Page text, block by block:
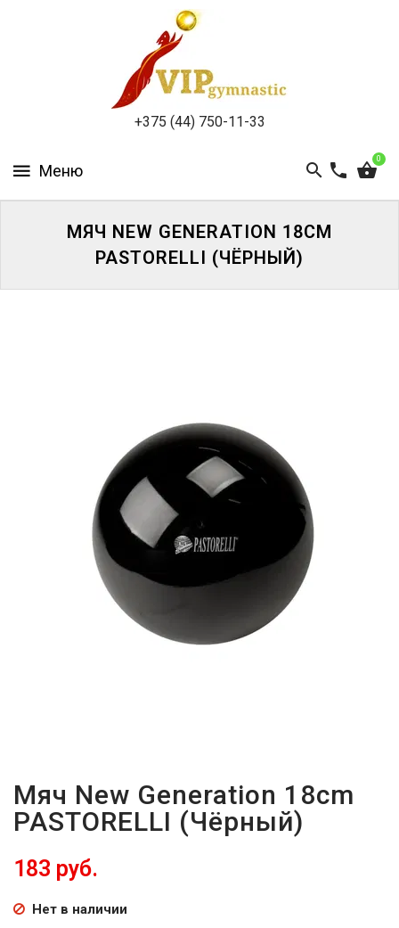
+375 (44) 750-11-33
0
МЯЧ NEW GENERATION 18CM
PASTORELLI (ЧЁРНЫЙ)
Мяч New Generation 18cm
PASTORELLI (Чёрный)
183 руб.
Нет в наличии